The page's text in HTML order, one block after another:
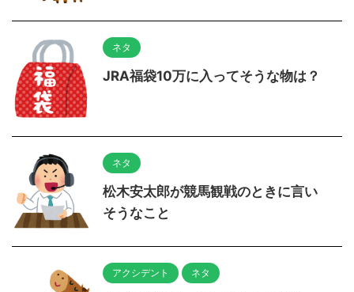
ネタ
JRA福袋10万に入ってそうな物は？
ネタ
松木安太郎が競馬観戦のときに言い
そうなこと
アクシデント ネタ